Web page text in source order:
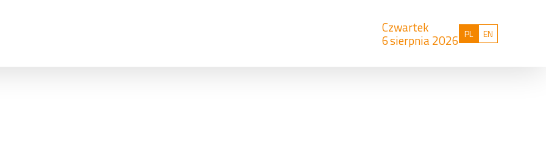
Czwartek
6sierpnia 2026 PL Polski
ENEnglish